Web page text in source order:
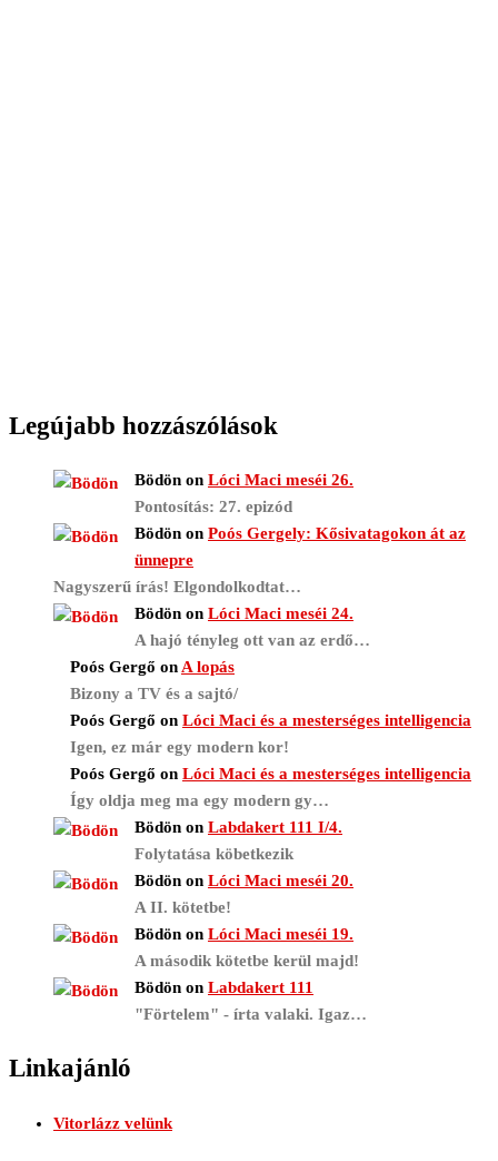
Legújabb hozzászólások
Bödön on Lóci Maci meséi 26.
Pontosítás: 27. epizód
Bödön on Poós Gergely: Kősivatagokon át az
ünnepre
Nagyszerű írás! Elgondolkodtat…
Bödön on Lóci Maci meséi 24.
A hajó tényleg ott van az erdő…
Poós Gergő onA lopás
Bizony a TV és a sajtó/
Poós Gergő on Lóci Maci és a mesterséges intelligencia
Igen, ez már egy modern kor!
Poós Gergő on Lóci Maci és a mesterséges intelligencia
Így oldja meg ma egy modern gy…
Bödön on Labdakert 111 I/4.
Folytatása köbetkezik
Bödön on Lóci Maci meséi 20.
A II. kötetbe!
Bödön on Lóci Maci meséi 19.
A második kötetbe kerül majd!
Bödön on Labdakert 111
"Förtelem" - írta valaki. Igaz…
Linkajánló
Vitorlázz velünk